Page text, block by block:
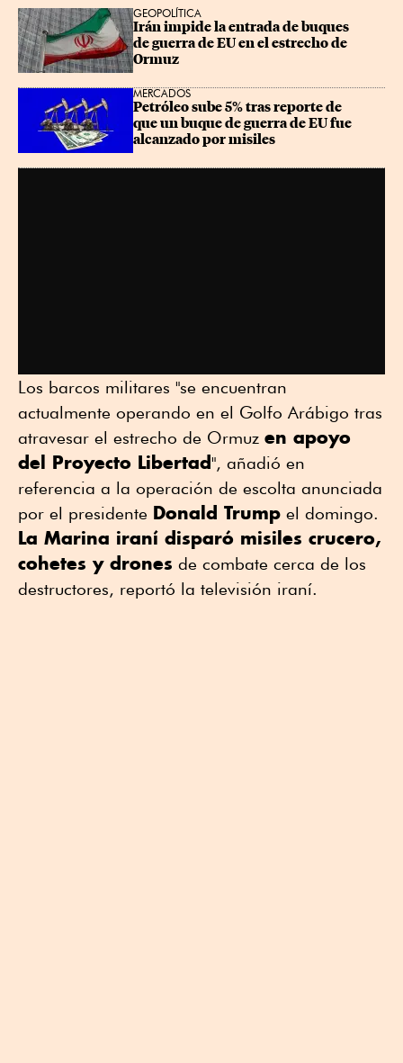
GEOPOLÍTICA
Irán impide la entrada de buques
de guerra de EU en el estrecho de
Ormuz
MERCADOS
Petróleo sube 5% tras reporte de
que un buque de guerra de EU fue
alcanzado por misiles
Los barcos militares "se encuentran
actualmente operando en el Golfo Arábigo tras
atravesar el estrecho de Ormuz en apoyo
del Proyecto Libertad", añadió en
referencia a la operación de escolta anunciada
por el presidente Donald Trump el domingo.
La Marina iraní disparó misiles crucero,
cohetes y drones de combate cerca de los
destructores, reportó la televisión iraní.